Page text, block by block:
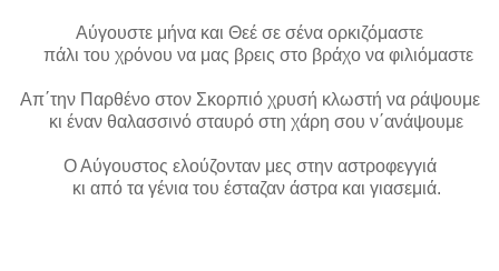
Αύγουστε μήνα και Θεέ σε σένα ορκιζόμαστε
πάλι του χρόνου να μας βρεις στο βράχο να φιλιόμαστε
Απ΄την Παρθένο στον Σκορπιό χρυσή κλωστή να ράψουμε
κι έναν θαλασσινό σταυρό στη χάρη σου ν΄ανάψουμε
Ο Αύγουστος ελούζονταν μες στην αστροφεγγιά
κι από τα γένια του έσταζαν άστρα και γιασεμιά.